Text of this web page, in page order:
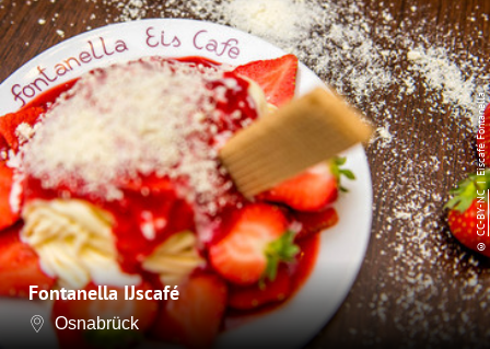
Fontanella IJscafé
Osnabrück
©
CC-BY-NC
| Eiscafé Fontanella